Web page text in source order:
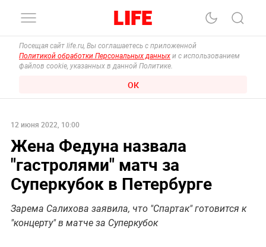
Посещая сайт life.ru, Вы соглашаетесь с приложенной
Политикой обработки Персональных данных и с использованием
файлов cookie, указанных в данной Политике.
ОК
12 июня 2022, 10:00
Жена Федуна назвала
"гастролями" матч за
Суперкубок в Петербурге
Зарема Салихова заявила, что "Спартак" готовится к
"концерту" в матче за Суперкубок